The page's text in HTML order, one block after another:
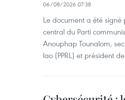
06/08/2026 07:38
Le document a été
central du Parti
Anouphap Tounalom,
lao (PPRL) et président